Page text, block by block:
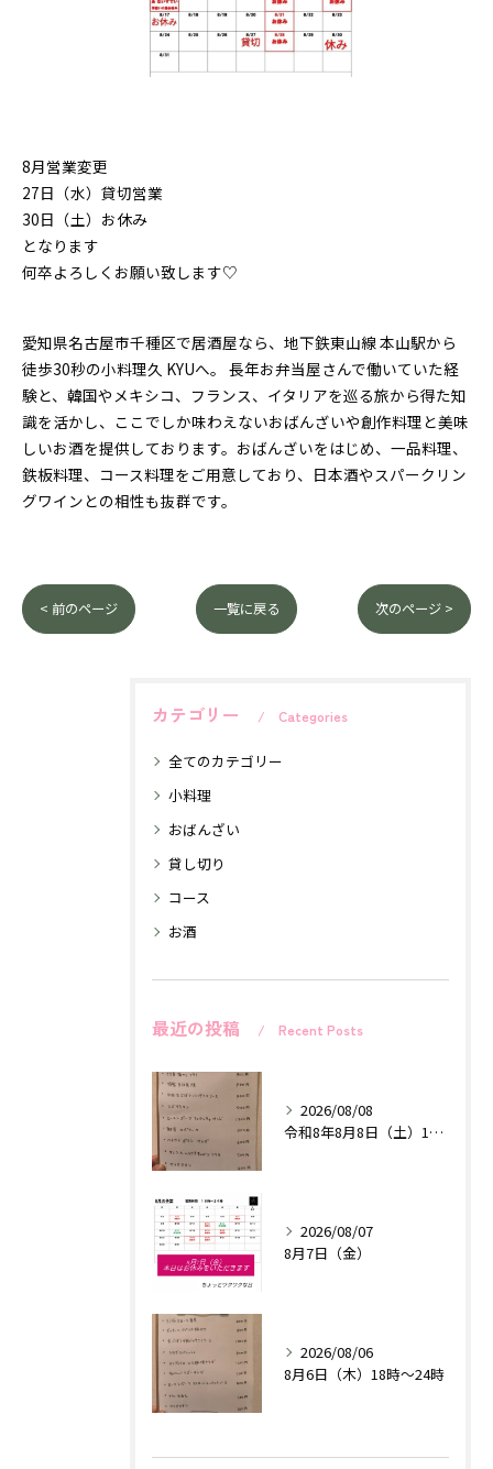
8月営業変更
27日（水）貸切営業
30日（土）お休み
となります
何卒よろしくお願い致します♡
愛知県名古屋市千種区で居酒屋なら、地下鉄東山線 本山駅から
徒歩30秒の小料理久 KYUへ。 長年お弁当屋さんで働いていた経
験と、韓国やメキシコ、フランス、イタリアを巡る旅から得た知
識を活かし、ここでしか味わえないおばんざいや創作料理と美味
しいお酒を提供しております。おばんざいをはじめ、一品料理、
鉄板料理、コース料理をご用意しており、日本酒やスパークリン
グワインとの相性も抜群です。
< 前のページ 一覧に戻る 次のページ >
カテゴリー Categories
全てのカテゴリー
小料理
おばんざい
貸し切り
コース
お酒
最近の投稿 Recent Posts
2026/08/08
令和8年8月8日（土）18時〜24時
2026/08/07
8月7日（金）
2026/08/06
8月6日（木）18時〜24時